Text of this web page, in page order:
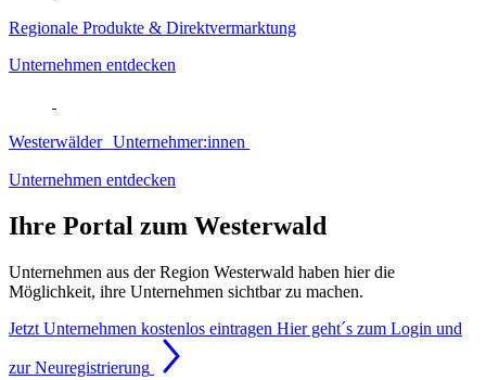
Regionale Produkte & Direktvermarktung
Unternehmen entdecken
Westerwälder Unternehmer:innen
Unternehmen entdecken
Ihre Portal zum Westerwald
Unternehmen aus der Region Westerwald haben hier die
Möglichkeit, ihre Unternehmen sichtbar zu machen.
Jetzt Unternehmen kostenlos eintragen Hier geht´s zum Login und
zur Neuregistrierung